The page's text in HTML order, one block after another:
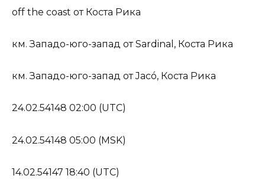
off the coast от Коста Рика
км. Западо-юго-запад от Sardinal, Коста Рика
км. Западо-юго-запад от Jacó, Коста Рика
24.02.54148 02:00 (UTC)
24.02.54148 05:00 (MSK)
14.02.54147 18:40 (UTC)